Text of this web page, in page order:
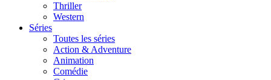
Thriller
Western
Séries
Toutes les séries
Action & Adventure
Animation
Comédie